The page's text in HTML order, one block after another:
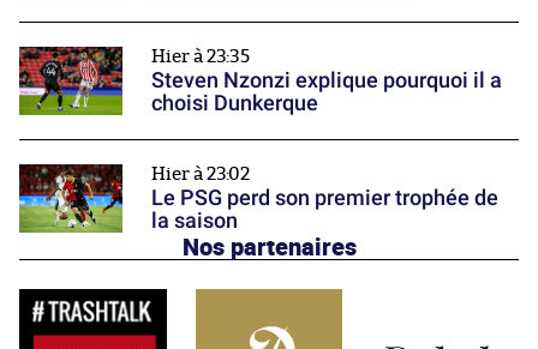
Hier à 23:35
Steven Nzonzi explique pourquoi il a
choisi Dunkerque
Hier à 23:02
Le PSG perd son premier trophée de
la saison
Nos partenaires